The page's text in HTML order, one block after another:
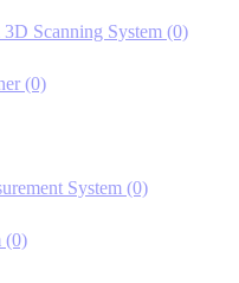
Scanning System (0)
(0)
System (0)
(0)